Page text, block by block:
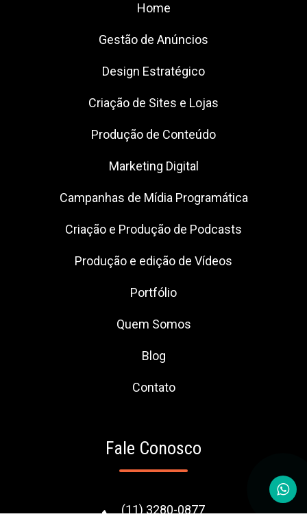
Home
Gestão de Anúncios
Design Estratégico
Criação de Sites e Lojas
Produção de Conteúdo
Marketing Digital
Campanhas de Mídia Programática
Criação e Produção de Podcasts
Produção e edição de Vídeos
Portfólio
Quem Somos
Blog
Contato
Fale Conosco
(11) 3280-0877